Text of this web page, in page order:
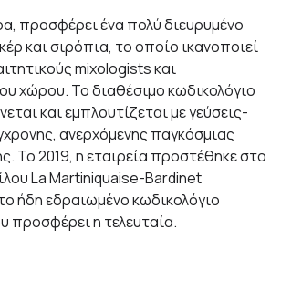
προσφέρει ένα πολύ διευρυμένο
και σιρόπια, το οποίο ικανοποιεί
mixologists και
χώρου. Το διαθέσιμο κωδικολόγιο
και εμπλουτίζεται με γεύσεις-
ανερχόμενης παγκόσμιας
To 2019, η εταιρεία προστέθηκε στο
La Martiniquaise-Bardinet
ήδη εδραιωμένο κωδικολόγιο
προσφέρει η τελευταία.